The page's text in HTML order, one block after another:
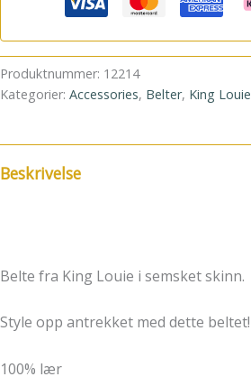
Produktnummer: 12214
Kategorier: Accessories, Belter, King Louie
Beskrivelse
Belte fra King Louie i semsket skinn.
Style opp antrekket med dette beltet!
100% lær